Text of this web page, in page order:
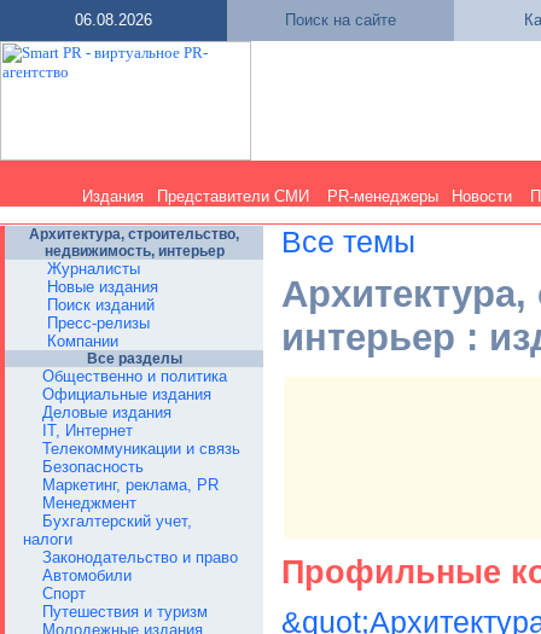
06.08.2026 Поиск на сайте
Издания Представители СМИ PR-менеджеры Новости
Архитектура, строительство,
недвижимость, интерьер
Журналисты
Новые издания
Поиск изданий
Пресс-релизы
Компании
Все разделы
Общественно и политика
Официальные издания
Деловые издания
IT, Интернет
Телекоммуникации и связь
Безопасность
Маркетинг, реклама, PR
Менеджмент
Бухгалтерский учет,
налоги
Законодательство и право
Автомобили
Спорт
Путешествия и туризм
Молодежные издания
Все темы
интерьер :
Профильные